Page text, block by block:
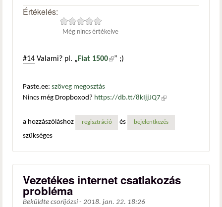
Értékelés:
Még nincs értékelve
#14 Valami? pl. „Fiat 1500(külső hivatkozás)
” ;)
Paste.ee: szöveg megosztás
Nincs még Dropboxod? https://db.tt/8kIjjJQ7 (külső
a hozzászóláshoz
regisztráció és bejelentkezés
szükséges
Vezetékes internet csatlakozás
probléma
Beküldte csorijózsi - 2018. jan. 22. 18:26